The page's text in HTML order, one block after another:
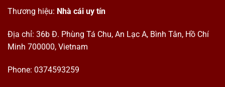
Thương hiệu: Nhà cái uy tín
Địa chỉ: 36b Đ. Phùng Tá Chu, An Lạc A, Bình Tân, Hồ Chí
Minh 700000, Vietnam
Phone: 0374593259